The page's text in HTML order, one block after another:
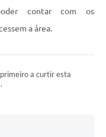
contar com os
a área.
a curtir esta